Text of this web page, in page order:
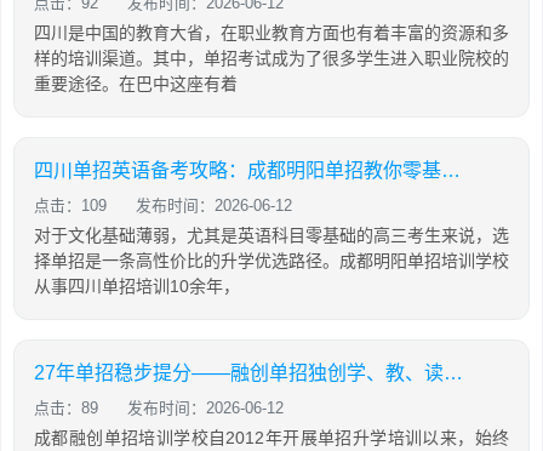
四川是中国的教育大省，在职业教育方面也有着丰富的资源和多
样的培训渠道。其中，单招考试成为了很多学生进入职业院校的
重要途径。在巴中这座有着
四川单招英语备考攻略：成都明阳单招教你零基础也能有效提分
点击：109 发布时间：2026-06-12
对于文化基础薄弱，尤其是英语科目零基础的高三考生来说，选
择单招是一条高性价比的升学优选路径。成都明阳单招培训学校
从事四川单招培训10余年，
27年单招稳步提分——融创单招独创学、教、读、背、练、考六位一体教学模式
点击：89 发布时间：2026-06-12
成都融创单招培训学校自2012年开展单招升学培训以来，始终